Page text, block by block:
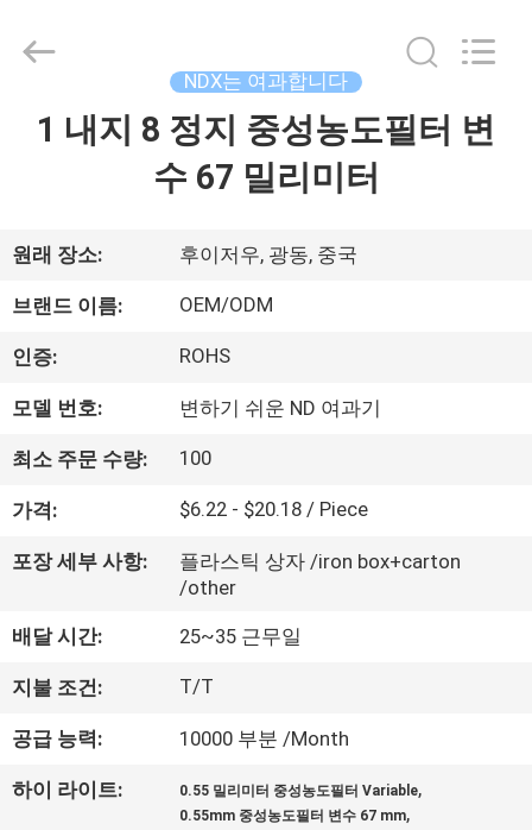
품
우
리
하
여
장
여
행
2026
NDX는 여과합니다
1 내지 8 정지 중성농도필터 변
수 67 밀리미터
원래 장소: 후이저우, 광동, 중국
브랜드 이름: OEM/ODM
인증: ROHS
모델 번호: 변하기 쉬운 ND 여과기
최소 주문 수량: 100
가격: $6.22 - $20.18 / Piece
포장 세부 사항:
플라스틱 상자 /iron box+carton
/other
배달 시간: 25~35 근무일
지불 조건: T/T
공급 능력: 10000 부분 /Month
하이 라이트: 0.55 밀리미터 중성농도필터 Variable,
0.55mm 중성농도필터 변수 67 mm,